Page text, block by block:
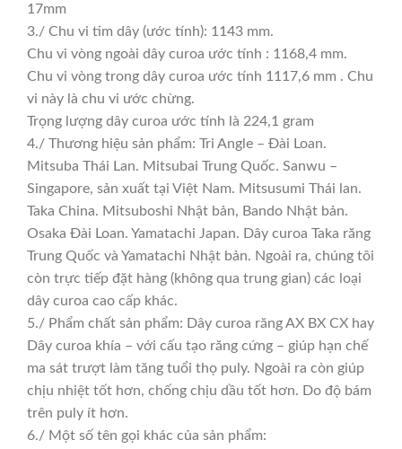
17mm
3./ Chu vi tim dây (ước tính): 1143 mm.
Chu vi vòng ngoài dây curoa ước tính : 1168,4 mm.
Chu vi vòng trong dây curoa ước tính 1117,6 mm . Chu
vi này là chu vi ước chừng.
Trọng lượng dây curoa ước tính là 224,1 gram
4./ Thương hiệu sản phẩm: Tri Angle – Đài Loan.
Mitsuba Thái Lan. Mitsubai Trung Quốc. Sanwu –
Singapore, sản xuất tại Việt Nam. Mitsusumi Thái lan.
Taka China. Mitsuboshi Nhật bản, Bando Nhật bản.
Osaka Đài Loan. Yamatachi Japan. Dây curoa Taka răng
Trung Quốc và Yamatachi Nhật bản. Ngoài ra, chúng tôi
còn trực tiếp đặt hàng (không qua trung gian) các loại
dây curoa cao cấp khác.
5./ Phẩm chất sản phẩm: Dây curoa răng AX BX CX hay
Dây curoa khía – với cấu tạo răng cứng – giúp hạn chế
ma sát trượt làm tăng tuổi thọ puly. Ngoài ra còn giúp
chịu nhiệt tốt hơn, chống chịu dầu tốt hơn. Do độ bám
trên puly ít hơn.
6./ Một số tên gọi khác của sản phẩm: